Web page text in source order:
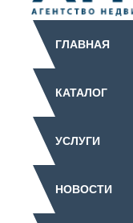
ГЛАВНАЯ
КАТАЛОГ
УСЛУГИ
НОВОСТИ